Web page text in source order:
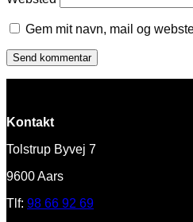
Gem mit navn, mail og
Kontakt
Tolstrup Byvej 7
9600 Aars
Tlf: 98 66 92 69